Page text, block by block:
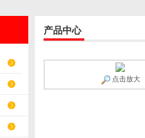
产品中心
点击放大